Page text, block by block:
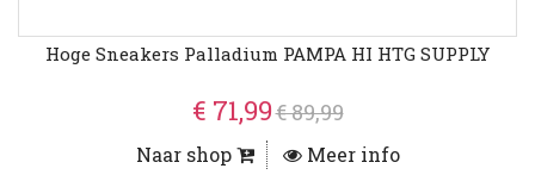
Hoge Sneakers Palladium PAMPA HI HTG SUPPLY
€ 71,99€ 89,99
Naar shop Meer info